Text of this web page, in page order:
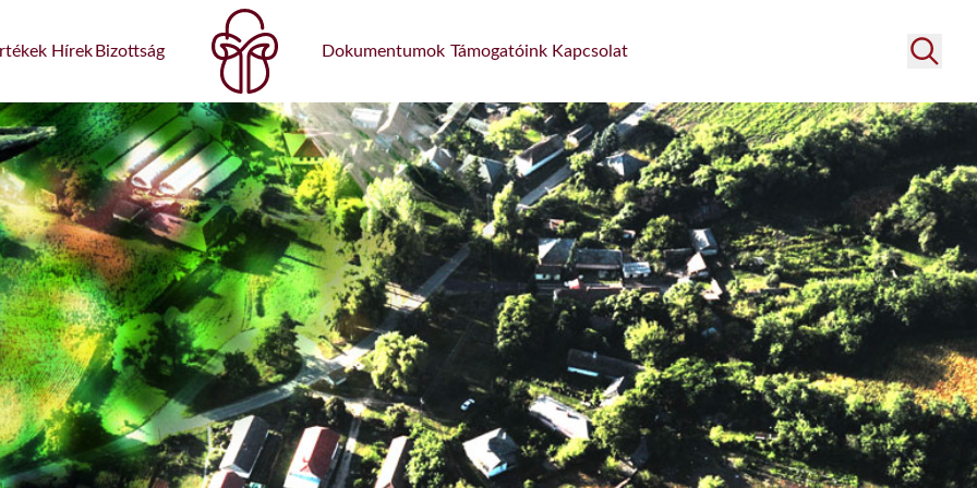
Hírek Bizottság Dokumentumok Támogatóink Kapcsolat